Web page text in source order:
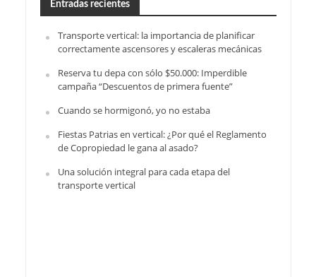
Entradas recientes
Transporte vertical: la importancia de planificar
correctamente ascensores y escaleras mecánicas
Reserva tu depa con sólo $50.000: Imperdible
campaña “Descuentos de primera fuente”
Cuando se hormigonó, yo no estaba
Fiestas Patrias en vertical: ¿Por qué el Reglamento
de Copropiedad le gana al asado?
Una solución integral para cada etapa del
transporte vertical